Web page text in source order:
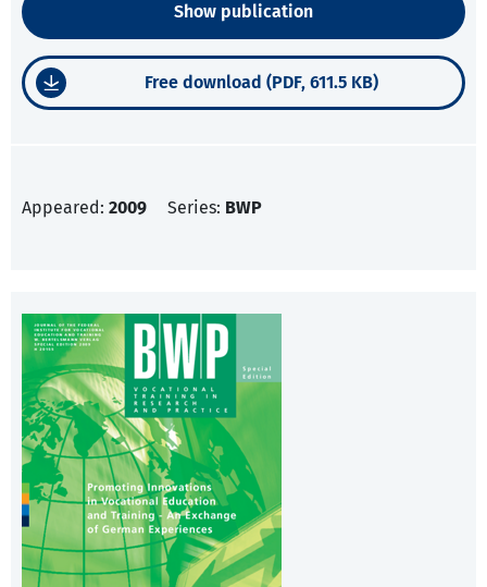
Show publication
Free download (PDF, 611.5 KB)
Appeared: 2009 Series: BWP